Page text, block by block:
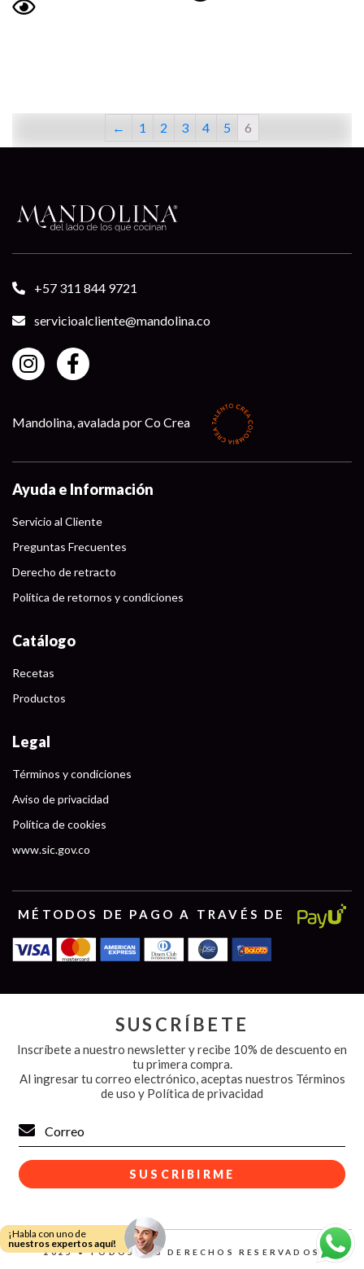
← 1 2 3 4 5 6
+57 311 844 9721
servicioalcliente@mandolina.co
Mandolina, avalada por Co Crea
Ayuda e Información
Servicio al Cliente
Preguntas Frecuentes
Derecho de retracto
Política de retornos y condiciones
Catálogo
Recetas
Productos
Legal
Términos y condiciones
Aviso de privacidad
Política de cookies
www.sic.gov.co
MÉTODOS DE PAGO A TRAVÉS DE
SUSCRÍBETE
Inscríbete a nuestro newsletter y recibe 10% de descuento en
tu primera compra.
Al ingresar tu correo electrónico, aceptas nuestros Términos
de uso y Política de privacidad
2025 • TODOS LOS DERECHOS RESERVADOS
¡Habla con uno de
nuestros expertos aquí!